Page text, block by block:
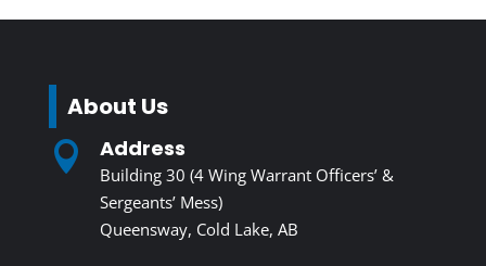
About Us
 Address
Building 30 (4 Wing Warrant Officers’ &
Sergeants’ Mess)
Queensway, Cold Lake, AB